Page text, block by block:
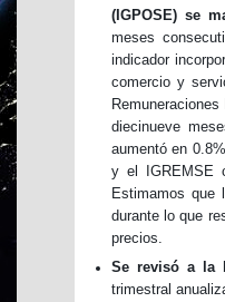
(IGPOSE) se
meses
indicador
comercio y
diecinueve
aumentó en
y el IGREMSE
Estimamos que
durante lo que
precios.
Se revisó a la
trimestral